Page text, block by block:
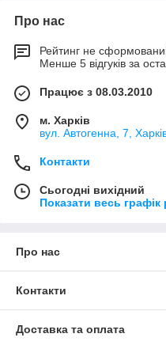
Про нас
Рейтинг не
Менше 5 відгуків за
Працює з 08.03.2010
м. Харків
вул. Автогенна, 7,
Контакти
Сьогодні вихідний
Показати весь графік
Про нас
Контакти
Доставка та оплата